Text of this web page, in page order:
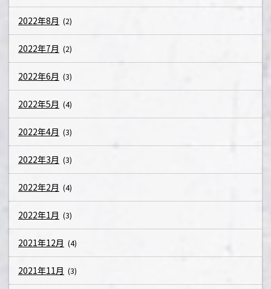
2022年8月 (2)
2022年7月 (2)
2022年6月 (3)
2022年5月 (4)
2022年4月 (3)
2022年3月 (3)
2022年2月 (4)
2022年1月 (3)
2021年12月 (4)
2021年11月 (3)